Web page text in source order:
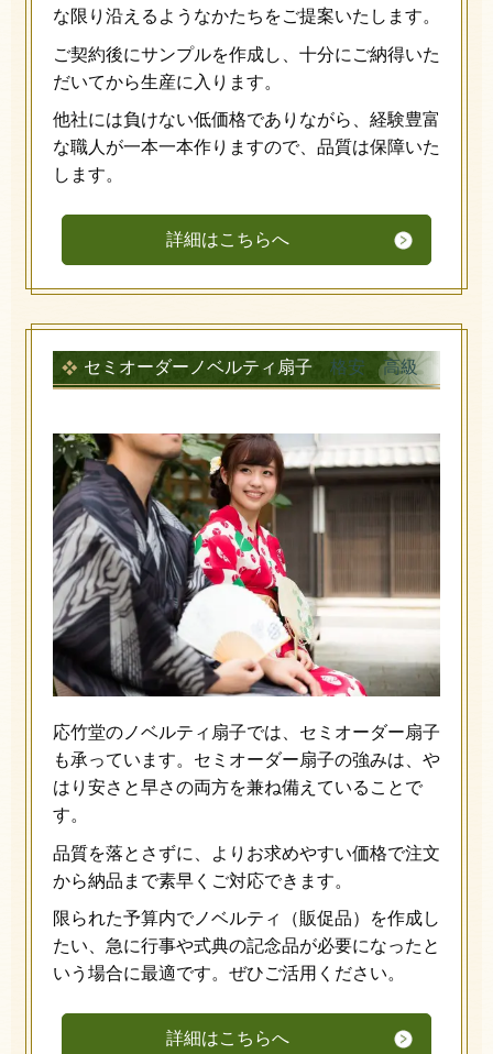
な限り沿えるようなかたちをご提案いたします。
ご契約後にサンプルを作成し、十分にご納得いた
だいてから生産に入ります。
他社には負けない低価格でありながら、経験豊富
な職人が一本一本作りますので、品質は保障いた
します。
詳細はこちらへ
セミオーダーノベルティ扇子 格安 高級
応竹堂のノベルティ扇子では、セミオーダー扇子
も承っています。セミオーダー扇子の強みは、や
はり安さと早さの両方を兼ね備えていることで
す。
品質を落とさずに、よりお求めやすい価格で注文
から納品まで素早くご対応できます。
限られた予算内でノベルティ（販促品）を作成し
たい、急に行事や式典の記念品が必要になったと
いう場合に最適です。ぜひご活用ください。
詳細はこちらへ